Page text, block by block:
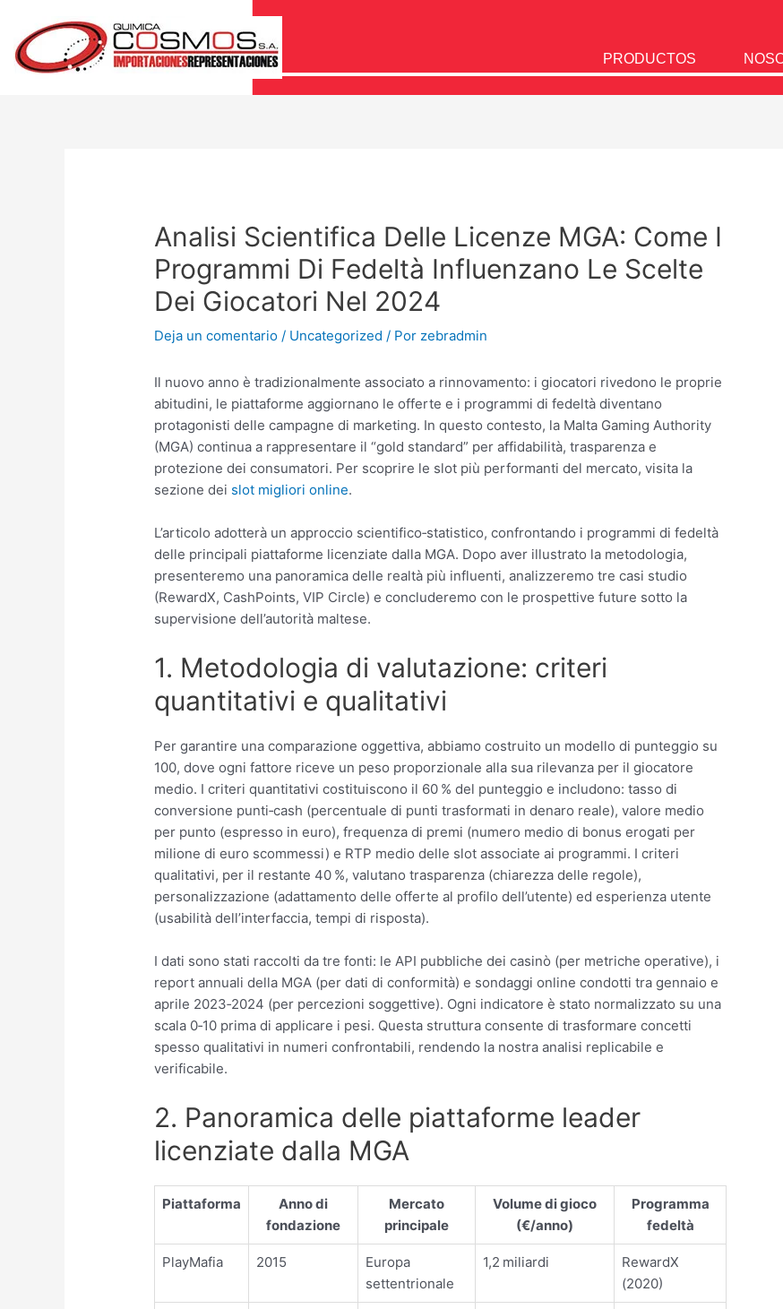
PRODUCTOS
Analisi Scientifica Delle Licenze MGA: Come I
Programmi Di Fedeltà Influenzano Le Scelte
Dei Giocatori Nel 2024
Deja un comentario / Uncategorized / Por zebradmin
Il nuovo anno è tradizionalmente associato a rinnovamento: i giocatori rivedono le proprie
abitudini, le piattaforme aggiornano le offerte e i programmi di fedeltà diventano
protagonisti delle campagne di marketing. In questo contesto, la Malta Gaming Authority
(MGA) continua a rappresentare il “gold standard” per affidabilità, trasparenza e
protezione dei consumatori. Per scoprire le slot più performanti del mercato, visita la
sezione dei slot migliori online.
L’articolo adotterà un approccio scientifico‑statistico, confrontando i programmi di fedeltà
delle principali piattaforme licenziate dalla MGA. Dopo aver illustrato la metodologia,
presenteremo una panoramica delle realtà più influenti, analizzeremo tre casi studio
(RewardX, CashPoints, VIP Circle) e concluderemo con le prospettive future sotto la
supervisione dell’autorità maltese.
1. Metodologia di valutazione: criteri
quantitativi e qualitativi
Per garantire una comparazione oggettiva, abbiamo costruito un modello di punteggio su
100, dove ogni fattore riceve un peso proporzionale alla sua rilevanza per il giocatore
medio. I criteri quantitativi costituiscono il 60 % del punteggio e includono: tasso di
conversione punti‑cash (percentuale di punti trasformati in denaro reale), valore medio
per punto (espresso in euro), frequenza di premi (numero medio di bonus erogati per
milione di euro scommessi) e RTP medio delle slot associate ai programmi. I criteri
qualitativi, per il restante 40 %, valutano trasparenza (chiarezza delle regole),
personalizzazione (adattamento delle offerte al profilo dell’utente) ed esperienza utente
(usabilità dell’interfaccia, tempi di risposta).
I dati sono stati raccolti da tre fonti: le API pubbliche dei casinò (per metriche operative), i
report annuali della MGA (per dati di conformità) e sondaggi online condotti tra gennaio e
aprile 2023‑2024 (per percezioni soggettive). Ogni indicatore è stato normalizzato su una
scala 0‑10 prima di applicare i pesi. Questa struttura consente di trasformare concetti
spesso qualitativi in numeri confrontabili, rendendo la nostra analisi replicabile e
verificabile.
2. Panoramica delle piattaforme leader
licenziate dalla MGA
Piattaforma
Anno di
fondazione
Mercato
principale
Volume di gioco
(€/anno)
Programma
fedeltà
PlayMafia 2015
Europa
settentrionale
1,2 miliardi
RewardX
(2020)